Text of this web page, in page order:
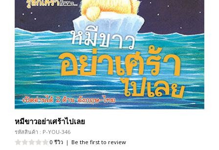
หมีขาวอย่าเศร้าไปเลย
รหัสสินค้า : P-YOU-346
0 รีวิว | Be the first to review